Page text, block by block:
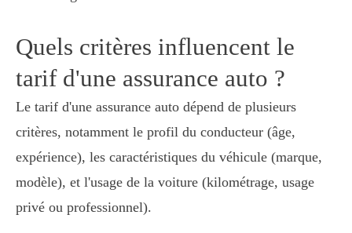
Quels critères influencent le
tarif d'une assurance auto ?
Le tarif d'une assurance auto dépend de plusieurs
critères, notamment le profil du conducteur (âge,
expérience), les caractéristiques du véhicule (marque,
modèle), et l'usage de la voiture (kilométrage, usage
privé ou professionnel).